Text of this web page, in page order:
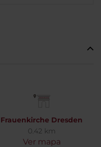
Frauenkirche Dresden
0.42 km
Ver mapa